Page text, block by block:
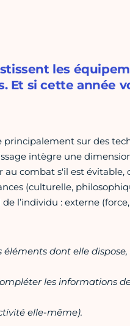
les
Et si cette année
principalement sur des
intègre une
combat s'il est évitable,
(culturelle,
l’individu : externe (force,
dont elle
les informations
elle-même).